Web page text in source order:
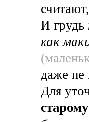
И грудь
как
даже
Для